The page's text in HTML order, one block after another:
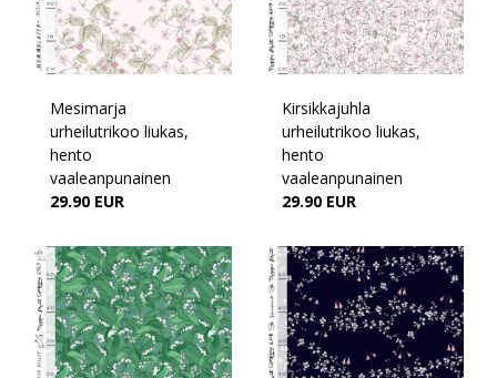
Mesimarja
urheilutrikoo liukas,
hento
vaaleanpunainen
29.90 EUR
Kirsikkajuhla
urheilutrikoo liukas,
hento
vaaleanpunainen
29.90 EUR